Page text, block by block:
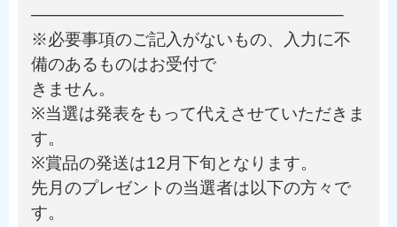
——————————————————–
※必要事項のご記入がないもの、入力に不
備のあるものはお受付で
きません。
※当選は発表をもって代えさせていただきま
す。
※賞品の発送は12月下旬となります。
先月のプレゼントの当選者は以下の方々で
す。